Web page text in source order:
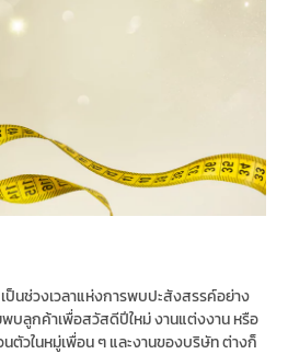
ป็นช่วงเวลาแห่งการพบปะสังสรรค์อย่าง
พบลูกค้าเพื่อสวัสดีปีใหม่ งานแต่งงาน หรือ
ตัวในหมู่เพื่อน ๆ และงานของบริษัท ต่างก็